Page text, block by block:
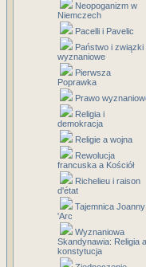
Neopoganizm w
Niemczech
Pacelli i Pavelic
Państwo i związki
wyznaniowe
Pierwsza
Poprawka
Prawo
Religia i
demokracja
Religie a wojna
Rewolucja
francuska a Kościół
Richelieu i raison
d'état
Tajemnica Joanny
'Arc
Wyznaniowa
Skandynawia: Religia a
konstytucja